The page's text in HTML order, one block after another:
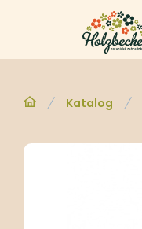
Katalog